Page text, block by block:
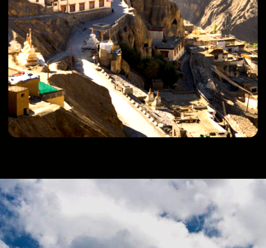
От контрастов долины Нубра до
умиротворения озера Пангонг-Цо, от
медитации в древних монастырях до прогулок
по "Венеции Востока" – это путешествие
оставит след в твоем сердце навсегда. Не
просто путешествуй – исследуй!
трансфер с г. официальный
Организация тура
Мототур в Ладакх c
photosafari-travel